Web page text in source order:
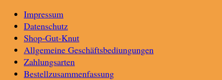
Impressum
Datenschutz
Shop-Gut-Knut
Allgemeine Geschäftsbediungungen
Zahlungsarten
Bestellzusammenfassung